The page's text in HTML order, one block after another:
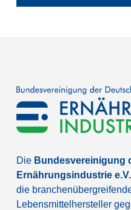
Die Bundesvereinigung
Ernährungsindustrie e.V.
die
Lebensmittelhersteller